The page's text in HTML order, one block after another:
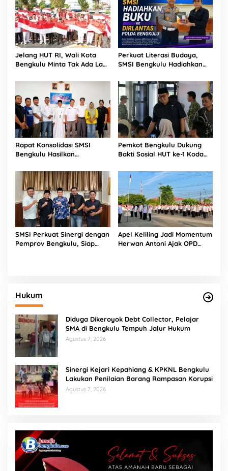
Jelang HUT RI, Wali Kota
Bengkulu Minta Tak Ada Lagi
Pemerintah
Perkuat Literasi Budaya,
SMSI Bengkulu Hadiahkan
Polda
Rapat Konsolidasi SMSI
Bengkulu Hasilkan
Pokja Newsroom Kolaboratif
Pemkot Bengkulu Dukung
Bakti Sosial HUT ke-1 Kodam
Sinergi untuk Masyarakat
SMSI Perkuat Sinergi dengan
Pemprov Bengkulu, Siap
Apel Keliling Jadi Momentum
Herwan Antoni Ajak OPD
Hukum
Diduga Dikeroyok Debt Collector, Pelajar
SMA di Bengkulu Tempuh Jalur Hukum
Agustus 7, 2026
Sinergi Kejari Kepahiang & KPKNL Bengkulu
Lakukan Penilaian Barang Rampasan Korupsi
Agustus 7, 2026